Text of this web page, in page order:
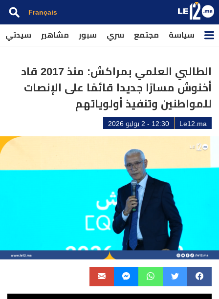
Français
سياسة مجتمع سري سبور مشاهير سيدتي
الطالبي العلمي بمراكش: منذ 2017 قاد
أخنوش مسارًا جديدا قائمًا على الإنصات
للمواطنين وتنفيذ أولوياتهم
Le12.ma 12:30 - 2 يوليو 2026